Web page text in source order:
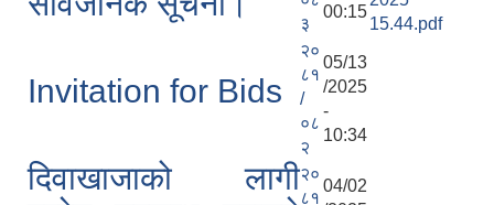
३
00:15
15.44.pdf
Invitation for Bids
२०
८१
/
०८
२
05/13
/2025
-
10:34
दिवाखाजाको लागी२०
८१
04/02